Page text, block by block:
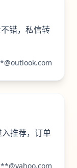
错，私信转
推荐，订单